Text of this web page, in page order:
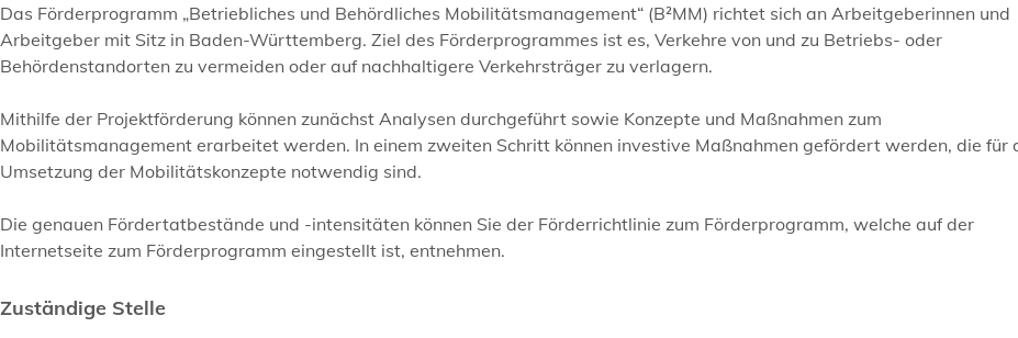
Das Förderprogramm „Betriebliches und Behördliches Mobilitätsmanagement“ (B²MM) richtet sich an Arbeitgeberinnen und
Arbeitgeber mit Sitz in Baden-Württemberg. Ziel des Förderprogrammes ist es, Verkehre von und zu Betriebs- oder
Behördenstandorten zu vermeiden oder auf nachhaltigere Verkehrsträger zu verlagern.
Mithilfe der Projektförderung können zunächst Analysen durchgeführt sowie Konzepte und Maßnahmen zum
Mobilitätsmanagement erarbeitet werden. In einem zweiten Schritt können investive Maßnahmen gefördert werden, die für
Umsetzung der Mobilitätskonzepte notwendig sind.
Die genauen Fördertatbestände und -intensitäten können Sie der Förderrichtlinie zum Förderprogramm, welche auf der
Internetseite zum Förderprogramm eingestellt ist, entnehmen.
Zuständige Stelle